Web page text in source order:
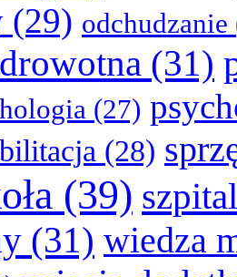
(29) odchudzanie
(31)
(27)
(28)
(39) szpital
(31) wiedza